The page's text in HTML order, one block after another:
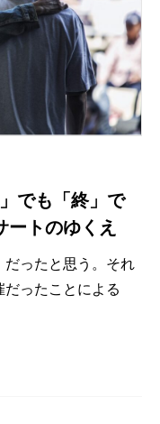
でも「終」で
ートのゆくえ
ったと思う。それ
ったことによる